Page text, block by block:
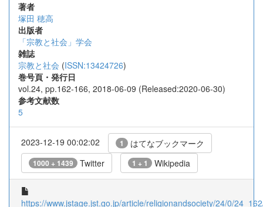
著者
塚田 穂高
出版者
「宗教と社会」学会
雑誌
宗教と社会 (ISSN:13424726)
巻号頁・発行日
vol.24, pp.162-166, 2018-06-09 (Released:2020-06-30)
参考文献数
5
2023-12-19 00:02:02 1 はてなブックマーク
1000 + 1439 Twitter 1 + 1 Wikipedia
https://www.jstage.jst.go.jp/article/religionandsociety/24/0/